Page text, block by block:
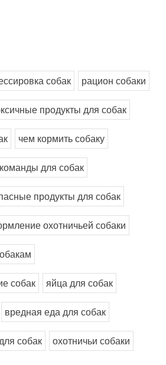
собак рацион собаки
продукты для собак
чем кормить собаку
команды для собак
продукты для собак
охотничьей собаки
собак яйца для собак
вредная еда для собак
собак охотничьи собаки